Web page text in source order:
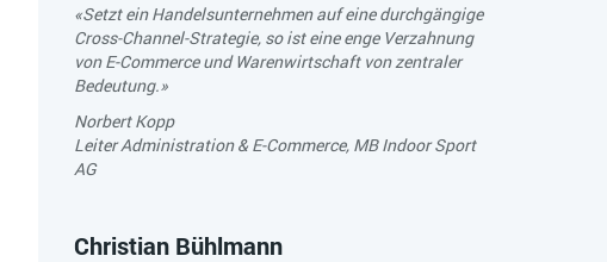
«Setzt ein Handelsunternehmen auf eine durchgängige
Cross-Channel-Strategie, so ist eine enge Verzahnung
von E-Commerce und Warenwirtschaft von zentraler
Bedeutung.»
Norbert Kopp
Leiter Administration & E-Commerce, MB Indoor Sport
AG
Christian Bühlmann